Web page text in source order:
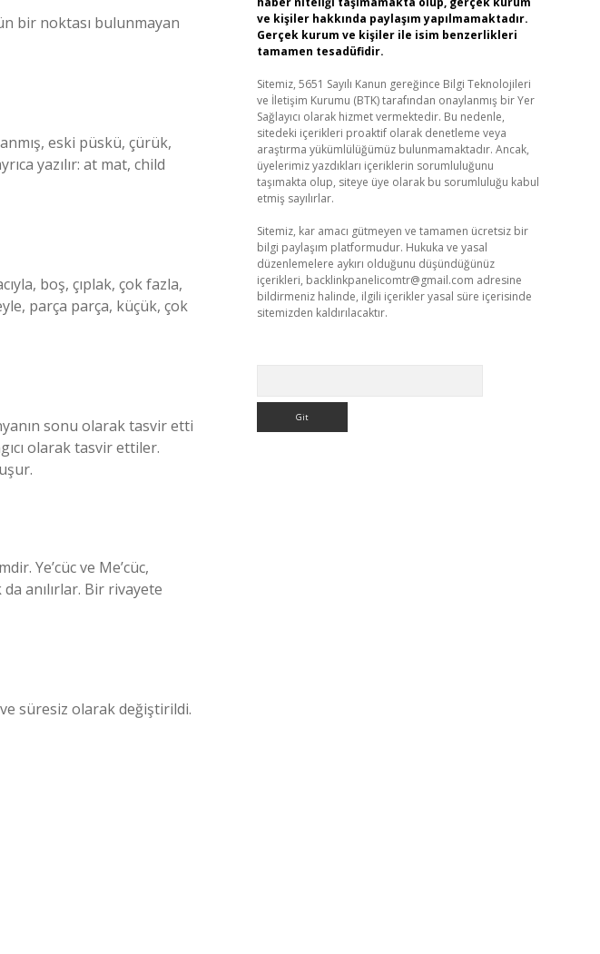
bir noktası bulunmayan
eski püskü, çürük,
yazılır: at mat, child
boş, çıplak, çok fazla,
parça parça, küçük, çok
sonu olarak tasvir etti
olarak tasvir ettiler.
Ye’cüc ve Me’cüc,
anılırlar. Bir rivayete
süresiz olarak değiştirildi.
ve kişiler hakkında paylaşım yapılmamaktadır.
Gerçek kurum ve kişiler ile isim benzerlikleri
tamamen tesadüfidir.
Sitemiz, 5651 Sayılı Kanun gereğince Bilgi Teknolojileri
ve İletişim Kurumu (BTK) tarafından onaylanmış bir Yer
Sağlayıcı olarak hizmet vermektedir. Bu nedenle,
sitedeki içerikleri proaktif olarak denetleme veya
araştırma yükümlülüğümüz bulunmamaktadır. Ancak,
üyelerimiz yazdıkları içeriklerin sorumluluğunu
taşımakta olup, siteye üye olarak bu sorumluluğu kabul
etmiş sayılırlar.
Sitemiz, kar amacı gütmeyen ve tamamen ücretsiz bir
bilgi paylaşım platformudur. Hukuka ve yasal
düzenlemelere aykırı olduğunu düşündüğünüz
içerikleri, backlinkpanelicomtr@gmail.com adresine
bildirmeniz halinde, ilgili içerikler yasal süre içerisinde
sitemizden kaldırılacaktır.